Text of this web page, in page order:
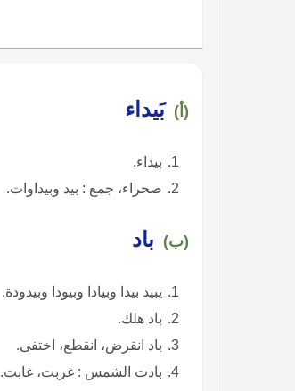
(أ) بَيداء
بيداء.
صحراء، جمع : بيد وبيداوات.
(ب) باد
يبيد بيدا وبيادا وبيودا وبيدودة.
باد هلك.
باد انقرض، انقطع، اختفى.
بادت الشمس : غربت، غابت.